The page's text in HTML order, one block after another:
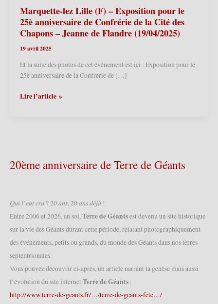
Marquette-lez Lille (F) – Exposition pour le
25è anniversaire de Confrérie de la Cité des
Chapons – Jeanne de Flandre (19/04/2025)
19 avril 2025
Et la suite des photos de cet événement est ici : Exposition pour le
25è anniversaire de la Confrérie de […]
Marquette-
pour
le
de
Confrérie
la
Cité
des
Chapons
de
Lire l’article »
20ème anniversaire de Terre de Géants
𝑄𝑢𝑖 𝑙’𝑒𝑢𝑡 𝑐𝑟𝑢 ? 20 𝑎𝑛𝑠, 20 𝑎𝑛𝑠 𝑑𝑒́𝑗𝑎̀ !
Entre 2006 et 2026, en soi,Terre de Géantsest devenu un site historique
sur la vie des Géants durant cette période, relatant photographiquement
des événements, petits ou grands, du monde des Géants dans nos terres
septentrionales.
Vous pouvez découvrir ci-après, un article narrant la genèse mais aussi
l’évolution du site internet Terre de Géants :
http://www.terre-de-geants.fr/…/terre-de-geants-fete…/